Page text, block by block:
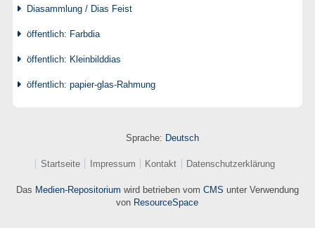
Diasammlung / Dias Feist
öffentlich: Farbdia
öffentlich: Kleinbilddias
öffentlich: papier-glas-Rahmung
Sprache: Deutsch
Startseite Impressum Kontakt Datenschutzerklärung
Das Medien-Repositorium wird betrieben vom CMS unter Verwendung
von ResourceSpace